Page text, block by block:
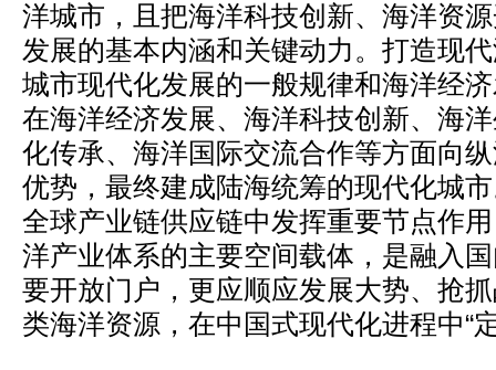
洋城市，且把海洋科技创新、海洋资
发展的基本内涵和关键动力。打造现
城市现代化发展的一般规律和海洋经
在海洋经济发展、海洋科技创新、海
化传承、海洋国际交流合作等方面向
优势，最终建成陆海统筹的现代化城
全球产业链供应链中发挥重要节点作
洋产业体系的主要空间载体，是融入
要开放门户，更应顺应发展大势、抢
类海洋资源，在中国式现代化进程中“